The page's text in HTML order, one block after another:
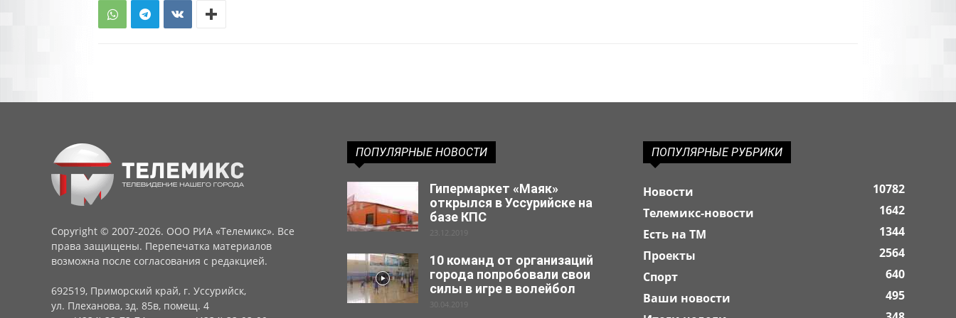
Copyright © 2007-2026. ООО РИА «Телемикс». Все
права защищены. Перепечатка материалов
возможна после согласования с редакцией.
692519, Приморский край, г. Уссурийск,
ул. Плеханова, зд. 85в, помещ. 4
ПОПУЛЯРНЫЕ НОВОСТИ
Гипермаркет «Маяк»
открылся в Уссурийске на
базе КПС
23.12.2019
10 команд от организаций
города попробовали свои
силы в игре в волейбол
30.04.2019
ПОПУЛЯРНЫЕ РУБРИКИ
Новости
10782
Телемикс-новости
1642
Есть на ТМ
1344
Проекты
2564
Спорт
640
Ваши новости
495